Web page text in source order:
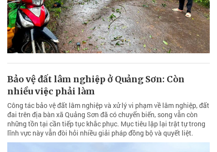
Bảo vệ đất lâm nghiệp ở Quảng Sơn: Còn
nhiều việc phải làm
Công tác bảo vệ đất lâm nghiệp và xử lý vi phạm về lâm nghiệp, đất
đai trên địa bàn xã Quảng Sơn đã có chuyển biến, song vẫn còn
những tồn tại cần tiếp tục khắc phục. Mục tiêu lập lại trật tự trong
lĩnh vực này vẫn đòi hỏi nhiều giải pháp đồng bộ và quyết liệt.